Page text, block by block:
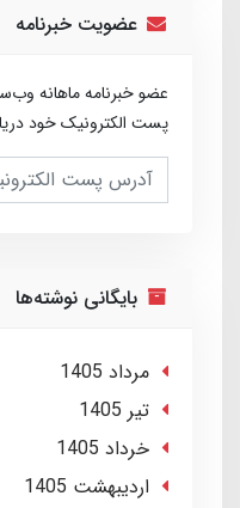
عضویت خبرنامه
عضو خبرنامه ماهانه
پست الکترونیک خود
بایگانی نوشته‌ها
مرداد 1405
تير 1405
خرداد 1405
ارديبهشت 1405